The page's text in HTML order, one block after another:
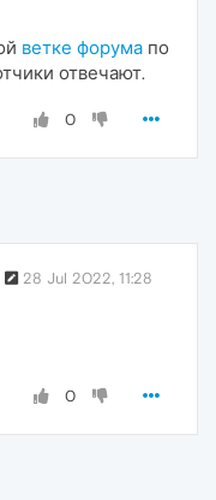
ветке форума по
отвечают.
0
28 Jul 2022, 11:28
0